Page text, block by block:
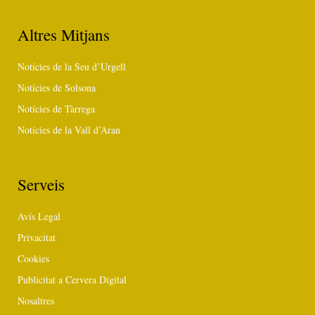
Altres Mitjans
Notícies de la Seu d’Urgell
Notícies de Solsona
Notícies de Tàrrega
Notícies de la Vall d’Aran
Serveis
Avís Legal
Privacitat
Cookies
Publicitat a Cervera Digital
Nosaltres